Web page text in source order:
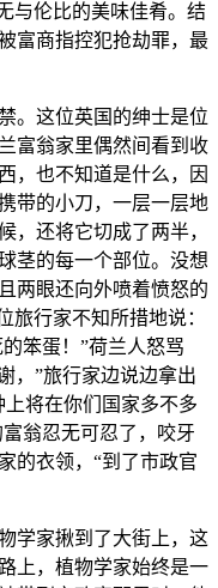
与伦比的美味佳肴。结
富商指控犯抢劫罪，最
。这位英国的绅士是位
富翁家里偶然间看到收
，也不知道是什么，因
带的小刀，一层一层地
，还将它切成了两半，
茎的每一个部位。没想
两眼还向外喷着愤怒的
旅行家不知所措地说：
笨蛋！”荷兰人怒骂
，”旅行家边说边拿出
将在你们国家多不多
翁忍无可忍了，咬牙
的衣领，“到了市政官
学家揪到了大街上，这
上，植物学家始终是一